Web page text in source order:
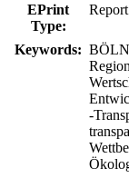
EPrint
Type:
Report
Keywords:
-